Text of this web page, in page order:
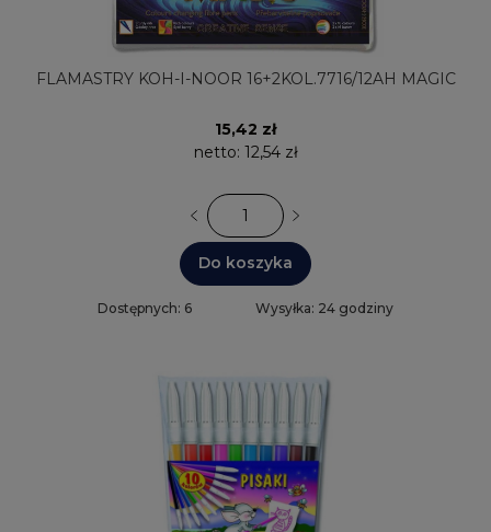
FLAMASTRY KOH-I-NOOR 16+2KOL.7716/12AH MAGIC
15,42 zł
netto: 12,54 zł
Do koszyka
Dostępnych: 6 Wysyłka: 24 godziny